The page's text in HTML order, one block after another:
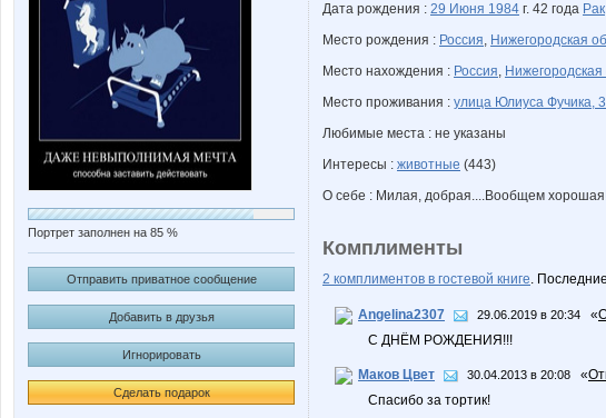
Портрет заполнен на 85 %
Отправить приватное сообщение
Добавить в друзья
Игнорировать
Сделать подарок
Дата рождения : 29 Июня 1984 г. 42 года Рак
Место рождения : Россия, Нижегородская
Место нахождения : Россия, Нижегородская
Место проживания : улица Юлиуса Фучика,
Любимые места : не указаны
Интересы : животные (443)
О себе : Милая, добрая....Вообщем
Комплименты
2 комплиментов в гостевой книге.
Angelina2307 29.06.2019 в 20:34 «
С ДНЁМ РОЖДЕНИЯ!!!
Маков Цвет 30.04.2013 в 20:08 «
Спасибо за тортик!